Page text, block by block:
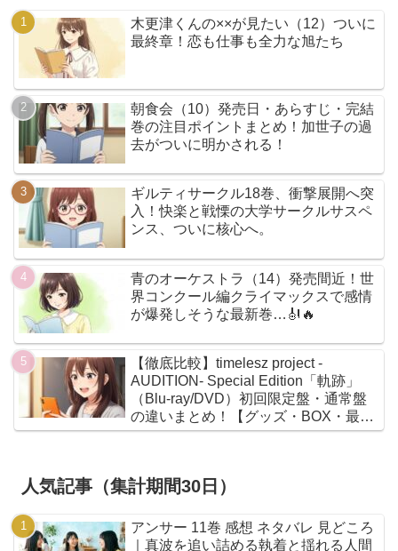
木更津くんの××が見たい（12）ついに
最終章！恋も仕事も全力な旭たち
朝食会（10）発売日・あらすじ・完結
巻の注目ポイントまとめ！加世子の過
去がついに明かされる！
ギルティサークル18巻、衝撃展開へ突
入！快楽と戦慄の大学サークルサスペ
ンス、ついに核心へ。
青のオーケストラ（14）発売間近！世
界コンクール編クライマックスで感情
が爆発しそうな最新巻…🎻🔥
【徹底比較】timelesz project -
AUDITION- Special Edition「軌跡」
（Blu-ray/DVD）初回限定盤・通常盤
の違いまとめ！【グッズ・BOX・最安
値】
人気記事（集計期間30日）
アンサー 11巻 感想 ネタバレ 見どころ
｜真波を追い詰める執着と揺れる人間